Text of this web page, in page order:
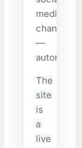
media
channels
—
The
site
is
a
live